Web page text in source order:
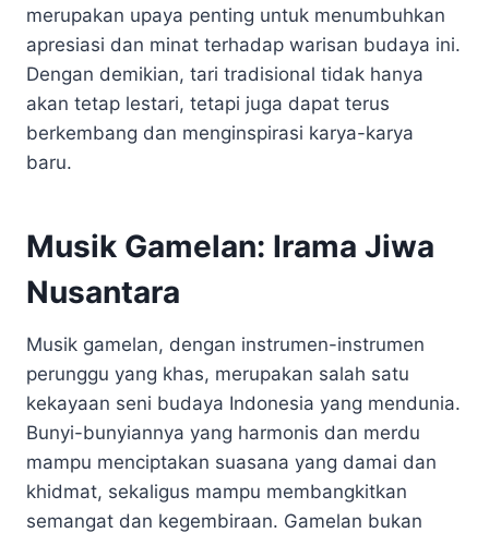
merupakan upaya penting untuk menumbuhkan
apresiasi dan minat terhadap warisan budaya ini.
Dengan demikian, tari tradisional tidak hanya
akan tetap lestari, tetapi juga dapat terus
berkembang dan menginspirasi karya-karya
baru.
Musik Gamelan: Irama Jiwa
Nusantara
Musik gamelan, dengan instrumen-instrumen
perunggu yang khas, merupakan salah satu
kekayaan seni budaya Indonesia yang mendunia.
Bunyi-bunyiannya yang harmonis dan merdu
mampu menciptakan suasana yang damai dan
khidmat, sekaligus mampu membangkitkan
semangat dan kegembiraan. Gamelan bukan